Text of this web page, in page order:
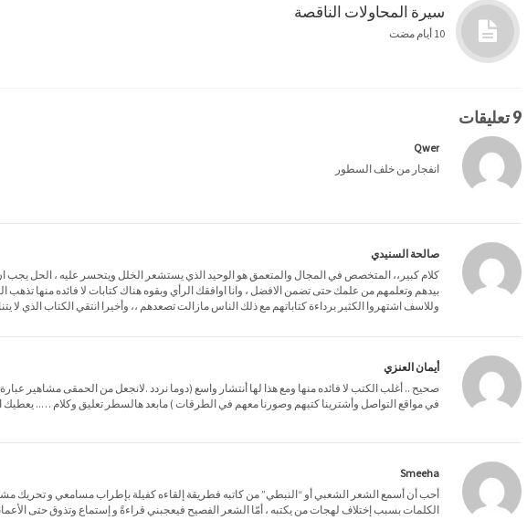
سيرة المحاولات الناقصة
10 أيام مضت
9 تعليقات
Qwer
انفجار من خلف السطور
صالحة السنيدي
كلام كبير،، المتخصص في المجال والمتعمق هو الوحيد الذي يستشعر الخلل ويتحسر عليه ، الحل يجب
بيدهم وتعلمهم من علمك حتى تضمن الافضل ، وانا اوافقك الرأي وبقوه هناك كتابات لا فائده منها تذهب
وللاسف اشتهروا الكثير برداءة كتاباتهم مع ذلك الناس مازالت تصعدهم ،، وأخيرا انتقي الكتاب الذي لا
أيمان العنزي
صحيح .. أغلب الكتب لا فائده منها ومع هذا لها أنتشار واسع (دوما نردد .لانجعل من الحمقى مشاهير
في مواقع التواصل وأشترينا كتبهم وصورنا معهم في الطرقات ) مابعد هالسطر تعليق وكلام ….. يعطيك
Smeeha
أحب أن أسمع الشعر الشعبي أو “النبطي” من كاتبه فطريقة إلقاءه كفيلة بإطراب مسامعي و تحريك
الكلمات بسبب إختلاف لهجات من يكتبه ، أمّا الشعر الفصيح فيعجبني قراءةً و إستماع وتذوق حتى